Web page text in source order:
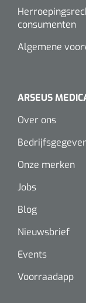
consumenten
Algemene
ARSEUS
Over ons
Onze merken
Jobs
Blog
Nieuwsbrief
Events
Voorraadapp